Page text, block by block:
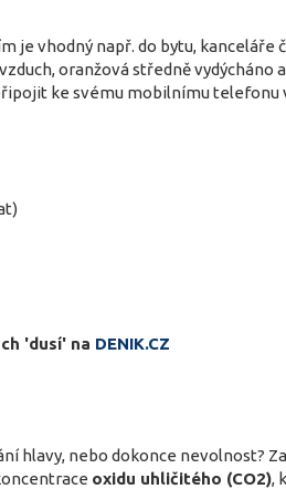
vhodný např. do bytu, kanceláře
oranžová středně vydýcháno
ke svému mobilnímu telefonu
'dusí' na DENIK.CZ
hlavy, nebo dokonce nevolnost?
oxidu uhličitého (CO2),